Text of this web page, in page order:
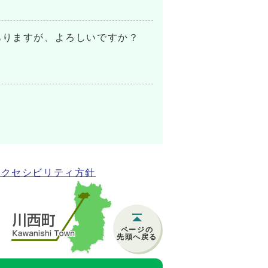
ますが、よろしいですか？
ページの
先頭へ戻る
セシビリティ方針